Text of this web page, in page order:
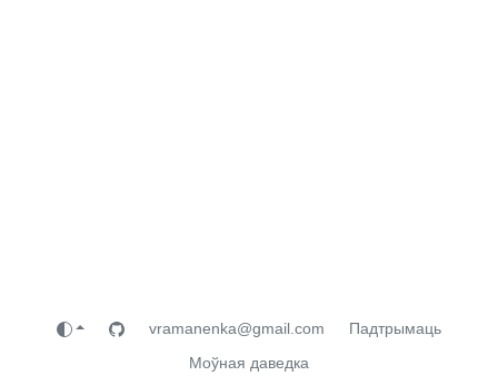
vramanenka@gmail.com
Падтрымаць
Моўная даведка